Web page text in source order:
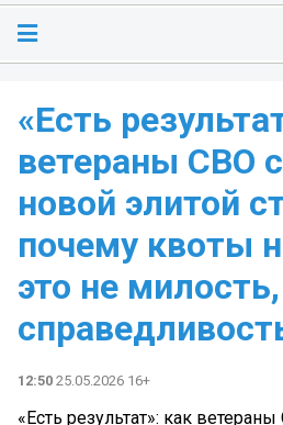
«Есть
ветераны СВО
новой элитой
почему квоты
это не
12:50 25.05.2026 16+
«Есть результат»: как